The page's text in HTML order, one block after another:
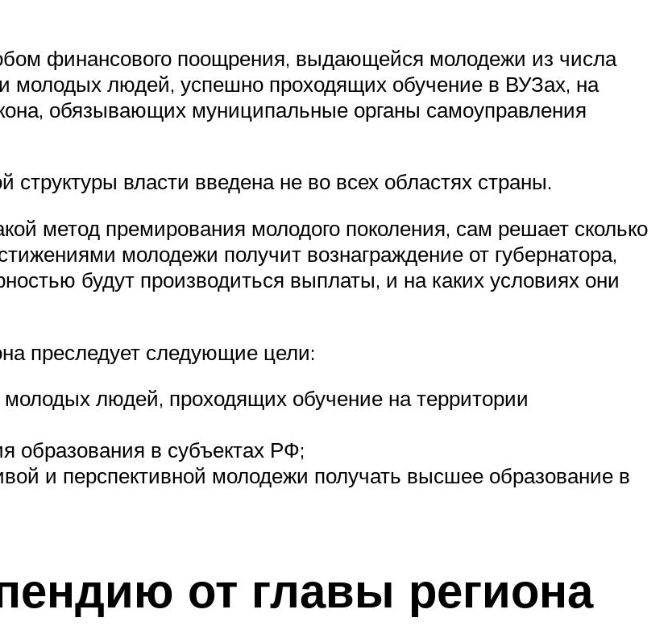
финансового поощрения, выдающейся молодежи из числа
молодых людей, успешно проходящих обучение в ВУЗах, на
обязывающих муниципальные органы самоуправления
структуры власти введена не во всех областях страны.
метод премирования молодого поколения, сам решает сколько
молодежи получит вознаграждение от губернатора,
будут производиться выплаты, и на каких условиях они
преследует следующие цели:
людей, проходящих обучение на территории
образования в субъектах РФ;
и перспективной молодежи получать высшее образование в
от главы региона